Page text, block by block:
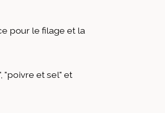
pour le filage et la
"poivre et sel" et